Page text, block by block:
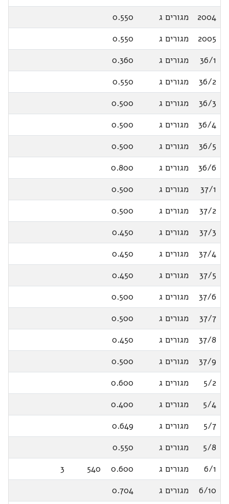
2004
מגורים ג
0.550
2005
מגורים ג
0.550
36/1
מגורים ג
0.360
36/2
מגורים ג
0.550
36/3
מגורים ג
0.500
36/4
מגורים ג
0.500
36/5
מגורים ג
0.500
36/6
מגורים ג
0.800
37/1
מגורים ג
0.500
37/2
מגורים ג
0.500
37/3
מגורים ג
0.450
37/4
מגורים ג
0.450
37/5
מגורים ג
0.450
37/6
מגורים ג
0.500
37/7
מגורים ג
0.500
37/8
מגורים ג
0.450
37/9
מגורים ג
0.500
5/2
מגורים ג
0.600
5/4
מגורים ג
0.400
5/7
מגורים ג
0.649
5/8
מגורים ג
0.550
6/1
מגורים ג 0.600
540
3
6/10
מגורים ג
0.704